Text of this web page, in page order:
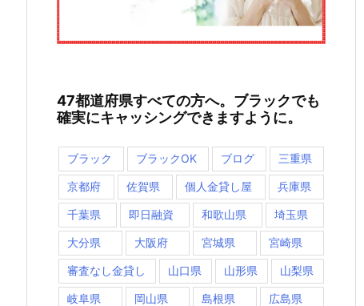
47都道府県すべての方へ。ブラックでも
確実にキャッシングできますように。
ブラック ブラックOK ブログ 三重県
京都府 佐賀県 個人金貸し屋 兵庫県
千葉県 即日融資 和歌山県 埼玉県
大分県 大阪府 宮城県 宮崎県
審査なし金貸し 山口県 山形県 山梨県
岐阜県 岡山県 島根県 広島県